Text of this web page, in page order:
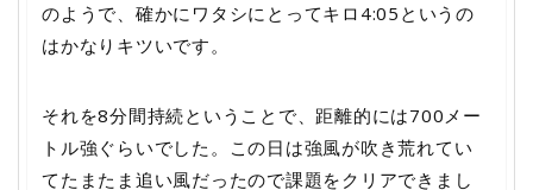
のようで、確かにワタシにとってキロ4:05というの
はかなりキツいです。
それを8分間持続ということで、距離的には700メー
トル強ぐらいでした。この日は強風が吹き荒れてい
てたまたま追い風だったので課題をクリアできまし